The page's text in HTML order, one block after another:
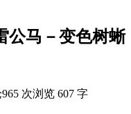
公马－变色树蜥
965 次浏览 607 字